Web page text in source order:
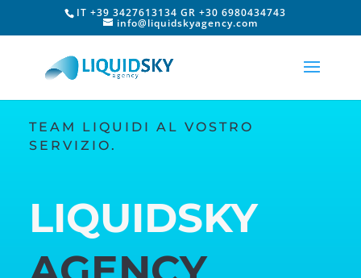
IT +39 3427613134 GR +30 6980434743
info@liquidskyagency.com
TEAM LIQUIDI AL VOSTRO
SERVIZIO.
LIQUIDSKY